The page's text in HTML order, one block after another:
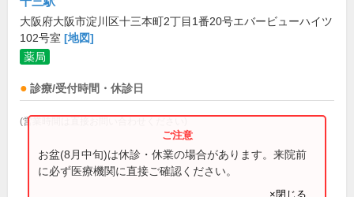
大阪府大阪市淀川区十三本町2丁目1番20号エバービューハイツ
102号室 [地図]
薬局
診療/受付時間・休診日
(営業時間は直接お問い合わせください)
お盆(8月中旬)は休診・休業の場合があります。来院前
に必ず医療機関に直接ご確認ください。
×閉じる